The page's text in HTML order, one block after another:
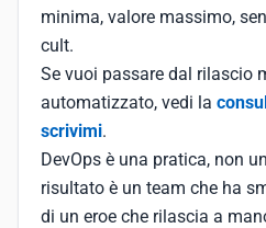
minima, valore massimo,
cult.
Se vuoi passare dal rilascio
automatizzato, vedi la
scrivimi.
DevOps è una pratica, non
risultato è un team che ha
di un eroe che rilascia a